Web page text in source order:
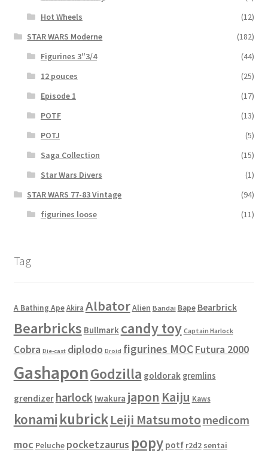
Hot Wheels
(12)
STAR WARS Moderne
(182)
Figurines 3″3/4
(44)
12 pouces
(25)
Episode 1
(17)
POTF
(13)
POTJ
(5)
Saga Collection
(15)
Star Wars Divers
(1)
STAR WARS 77-83 Vintage
(94)
figurines loose
(11)
Tag
A Bathing Ape Akira AlbatorAlien Bandai Bape Bearbrick
Bearbricks Bullmark candy toy Captain Harlock
Cobra Die-cast diplodo Droid figurines MOCFutura 2000
GashaponGodzilla goldorak gremlins
grendizer harlock Iwakura japon Kaiju Kaws
konami kubrickLeiji Matsumoto medicom
moc Peluche pocketzaurus popy potf r2d2 sentai